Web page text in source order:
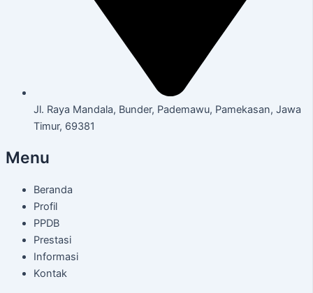
Jl. Raya Mandala, Bunder, Pademawu, Pamekasan, Jawa
Timur, 69381
Menu
Beranda
Profil
PPDB
Prestasi
Informasi
Kontak